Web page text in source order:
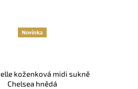
Novinka
koženková midi sukně
Chelsea hnědá